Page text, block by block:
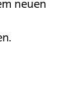
neuen